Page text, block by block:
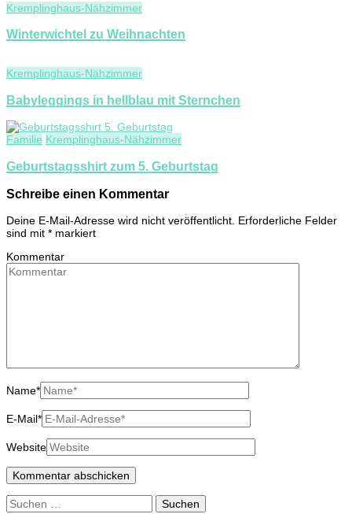
Kremplinghaus-Nähzimmer
Winterwichtel zu Weihnachten
Kremplinghaus-Nähzimmer
Babyleggings in hellblau mit Sternchen
Familie Kremplinghaus-Nähzimmer
Geburtstagsshirt zum 5. Geburtstag
Schreibe einen Kommentar
Deine E-Mail-Adresse wird nicht veröffentlicht. Erforderliche Felder
sind mit * markiert
Kommentar
Name*
E-Mail*
Website
Suchen